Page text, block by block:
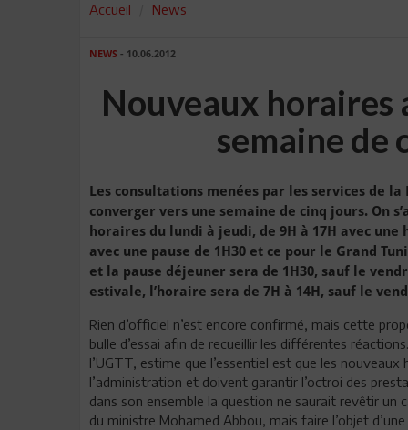
Accueil News
NEWS - 10.06.2012
Nouveaux horaires
semaine de
Les consultations menées par les services de
converger vers une semaine de cinq jours. On
horaires du lundi à jeudi, de 9H à 17H avec
avec une pause de 1H30 et ce pour le Grand
et la pause déjeuner sera de 1H30, sauf le
estivale, l’horaire sera de 7H à 14H, sauf le
Rien d’officiel n’est encore confirmé, mais cette
bulle d’essai afin de recueillir les différentes
l’UGTT, estime que l’essentiel est que les
l’administration et doivent garantir l’octroi des
dans son ensemble la question ne saurait revêtir un
du ministre Mohamed Abbou, mais faire l’objet